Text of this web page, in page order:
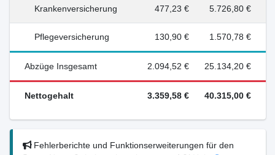
Krankenversicherung 477,23 € 5.726,80 €
Pflegeversicherung 130,90 € 1.570,78 €
Abzüge Insgesamt 2.094,52 € 25.134,20 €
Nettogehalt 3.359,58 € 40.315,00 €
Fehlerberichte und Funktionserweiterungen für den